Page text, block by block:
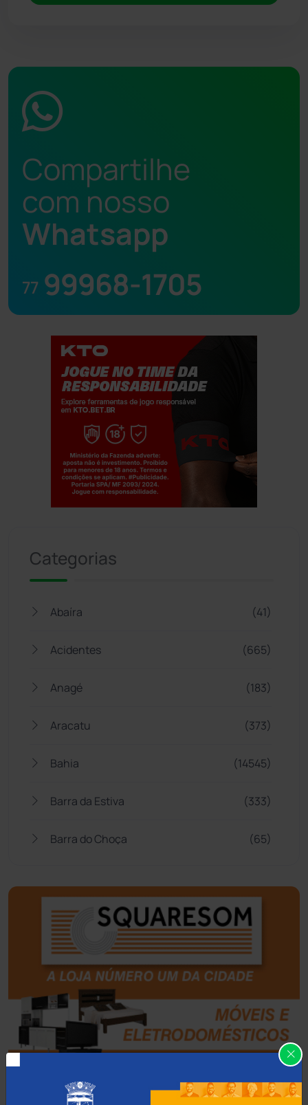
Compartilhe
com nosso
Whatsapp
77 99968-1705
Categorias
Abaíra (41)
Acidentes (665)
Anagé (183)
Aracatu (373)
Bahia (14545)
Barra da Estiva (333)
Barra do Choça (65)
Bom Jesus da Lapa (505)
Boquira (152)
Botuporã
Brasil (7679)